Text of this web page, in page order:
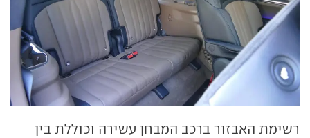
רשימת האבזור ברכב המבחן עשירה וכוללת בין